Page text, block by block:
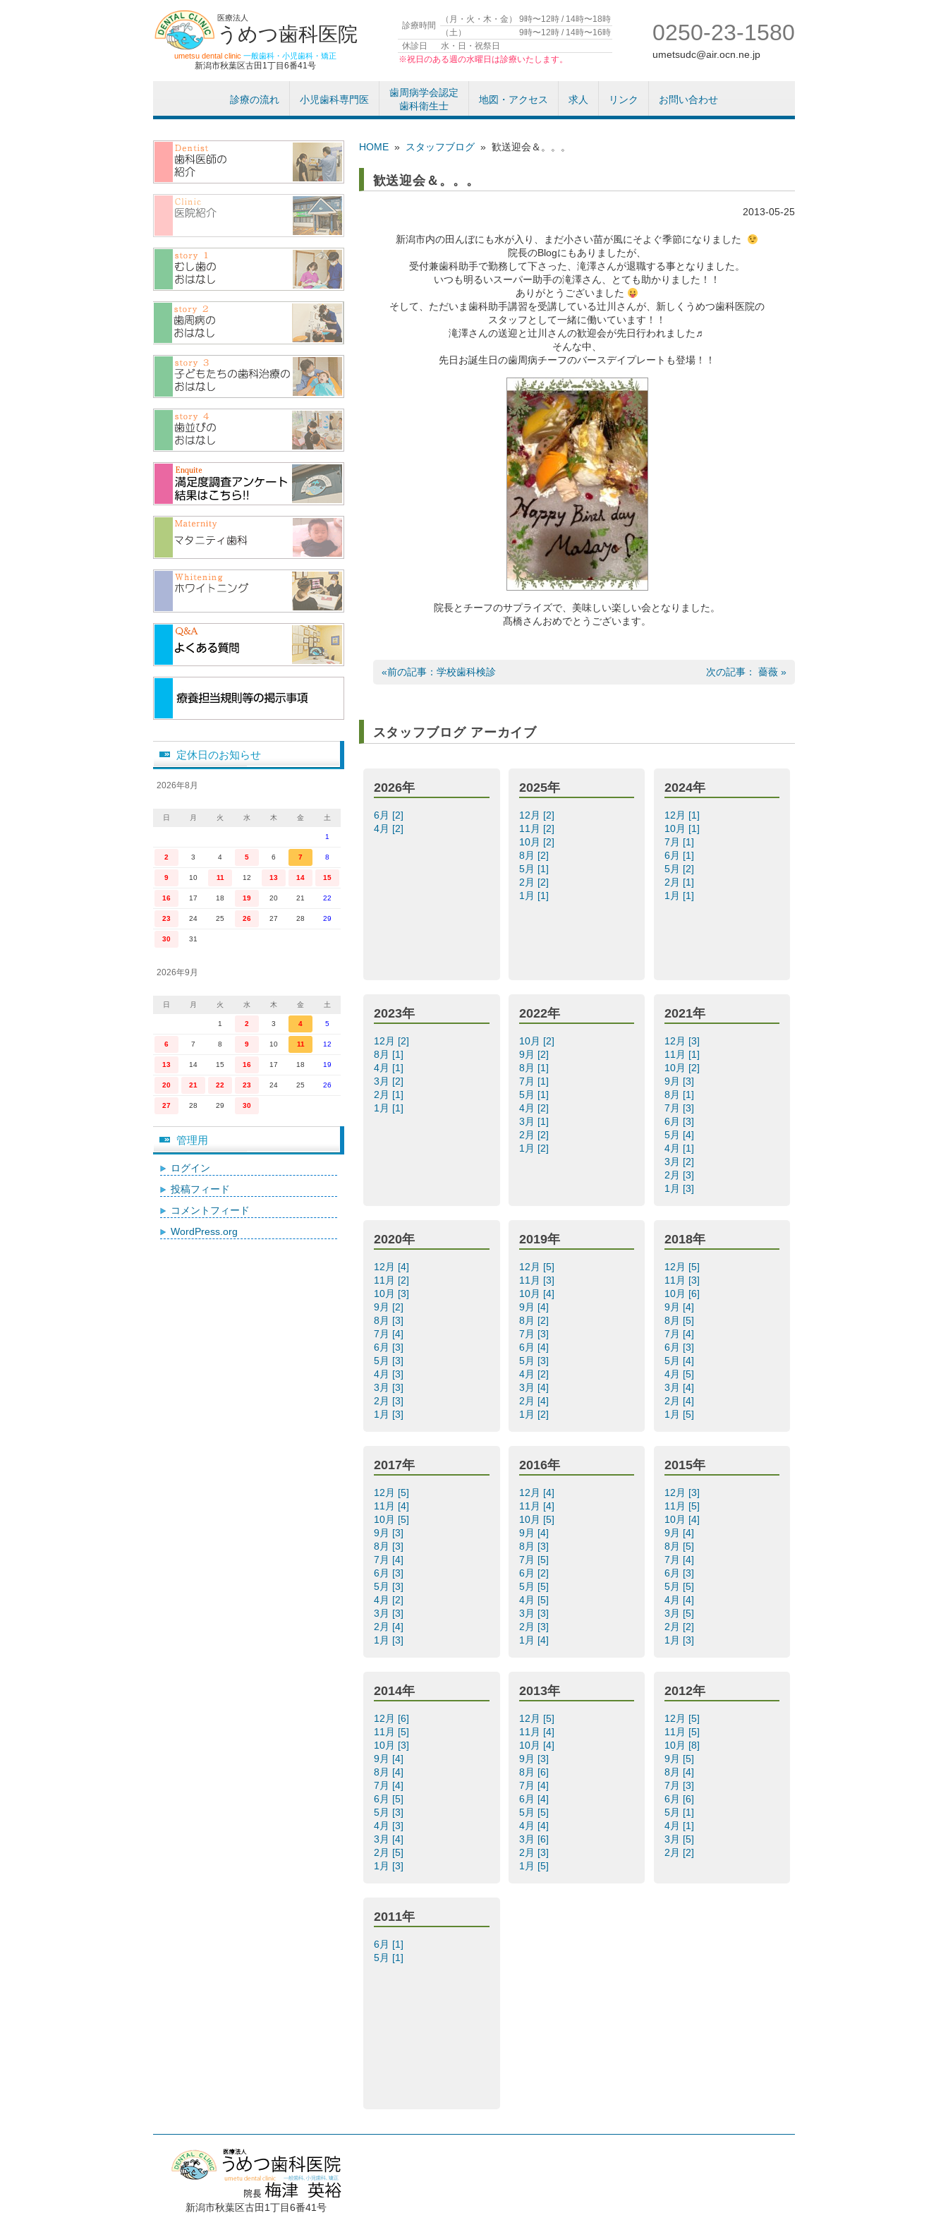
医療法人
うめつ歯科医院
umetsu dental clinic 一般歯科・小児歯科・矯正
新潟市秋葉区古田1丁目6番41号
診療時間
（月・火・木・金）
9時〜12時 / 14時〜18時
（土）
9時〜12時 / 14時〜16時
休診日
水・日・祝祭日
※祝日のある週の水曜日は診療いたします。
0250-23-1580
umetsudc@air.ocn.ne.jp
診療の流れ 小児歯科専門医
歯周病学会認定
歯科衛生士
地図・アクセス 求人 リンク お問い合わせ
HOME » スタッフブログ » 歓送迎会＆。。。
歓送迎会＆。。。
2013-05-25
新潟市内の田んぼにも水が入り、まだ小さい苗が風にそよぐ季節になりました
院長のBlogにもありましたが、
受付兼歯科助手で勤務して下さった、滝澤さんが退職する事となりました。
いつも明るいスーパー助手の滝澤さん、とても助かりました！！
ありがとうございました
そして、ただいま歯科助手講習を受講している辻川さんが、新しくうめつ歯科医院の
スタッフとして一緒に働いています！！
滝澤さんの送迎と辻川さんの歓迎会が先日行われました♬
そんな中、
先日お誕生日の歯周病チーフのバースデイプレートも登場！！
院長とチーフのサプライズで、美味しい楽しい会となりました。
髙橋さんおめでとうございます。
«前の記事：学校歯科検診 次の記事： 薔薇 »
スタッフブログ アーカイブ
2026年
6月 [2]
4月 [2]
2025年
12月 [2]
11月 [2]
10月 [2]
8月 [2]
5月 [1]
2月 [2]
1月 [1]
2024年
12月 [1]
10月 [1]
7月 [1]
6月 [1]
5月 [2]
2月 [1]
1月 [1]
2023年
12月 [2]
8月 [1]
4月 [1]
3月 [2]
2月 [1]
1月 [1]
2022年
10月 [2]
9月 [2]
8月 [1]
7月 [1]
5月 [1]
4月 [2]
3月 [1]
2月 [2]
1月 [2]
2021年
12月 [3]
11月 [1]
10月 [2]
9月 [3]
8月 [1]
7月 [3]
6月 [3]
5月 [4]
4月 [1]
3月 [2]
2月 [3]
1月 [3]
2020年
12月 [4]
11月 [2]
10月 [3]
9月 [2]
8月 [3]
7月 [4]
6月 [3]
5月 [3]
4月 [3]
3月 [3]
2月 [3]
1月 [3]
2019年
12月 [5]
11月 [3]
10月 [4]
9月 [4]
8月 [2]
7月 [3]
6月 [4]
5月 [3]
4月 [2]
3月 [4]
2月 [4]
1月 [2]
2018年
12月 [5]
11月 [3]
10月 [6]
9月 [4]
8月 [5]
7月 [4]
6月 [3]
5月 [4]
4月 [5]
3月 [4]
2月 [4]
1月 [5]
2017年
12月 [5]
11月 [4]
10月 [5]
9月 [3]
8月 [3]
7月 [4]
6月 [3]
5月 [3]
4月 [2]
3月 [3]
2月 [4]
1月 [3]
2016年
12月 [4]
11月 [4]
10月 [5]
9月 [4]
8月 [3]
7月 [5]
6月 [2]
5月 [5]
4月 [5]
3月 [3]
2月 [3]
1月 [4]
2015年
12月 [3]
11月 [5]
10月 [4]
9月 [4]
8月 [5]
7月 [4]
6月 [3]
5月 [5]
4月 [4]
3月 [5]
2月 [2]
1月 [3]
2014年
12月 [6]
11月 [5]
10月 [3]
9月 [4]
8月 [4]
7月 [4]
6月 [5]
5月 [3]
4月 [3]
3月 [4]
2月 [5]
1月 [3]
2013年
12月 [5]
11月 [4]
10月 [4]
9月 [3]
8月 [6]
7月 [4]
6月 [4]
5月 [5]
4月 [4]
3月 [6]
2月 [3]
1月 [5]
2012年
12月 [5]
11月 [5]
10月 [8]
9月 [5]
8月 [4]
7月 [3]
6月 [6]
5月 [1]
4月 [1]
3月 [5]
2月 [2]
2011年
6月 [1]
5月 [1]
定休日のお知らせ
2026年8月
日 月 火 水 木 金 土
1
2 3 4 5 6 7 8
9 10 11 12 13 14 15
16 17 18 19 20 21 22
23 24 25 26 27 28 29
30 31
2026年9月
日 月 火 水 木 金 土
1 2 3 4 5
6 7 8 9 10 11 12
13 14 15 16 17 18 19
20 21 22 23 24 25 26
27 28 29 30
管理用
ログイン
投稿フィード
コメントフィード
WordPress.org
新潟市秋葉区古田1丁目6番41号